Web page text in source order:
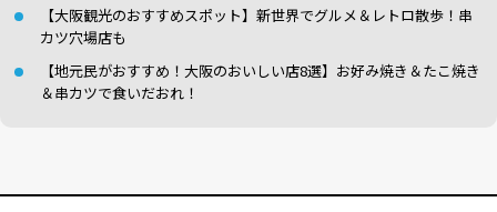
【大阪観光のおすすめスポット】新世界でグルメ＆レトロ散歩！串
カツ穴場店も
【地元民がおすすめ！大阪のおいしい店8選】お好み焼き＆たこ焼き
＆串カツで食いだおれ！